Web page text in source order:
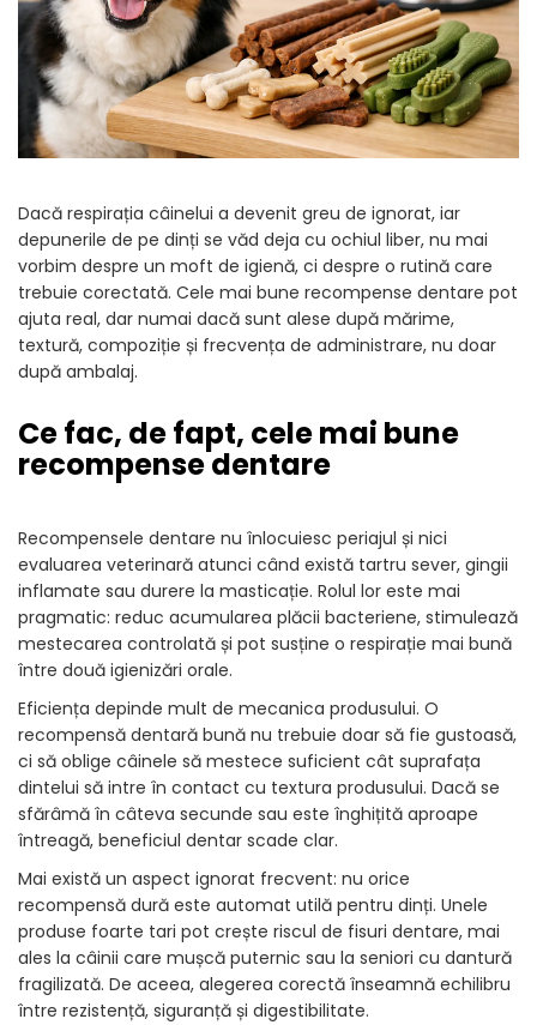
SUPLIMENTE
Suport Articular
Suport Digestiv
Dacă respirația câinelui a devenit greu de ignorat, iar
depunerile de pe dinți se văd deja cu ochiul liber, nu mai
vorbim despre un moft de igienă, ci despre o rutină care
trebuie corectată. Cele mai bune recompense dentare pot
ajuta real, dar numai dacă sunt alese după mărime,
textură, compoziție și frecvența de administrare, nu doar
după ambalaj.
Ce fac, de fapt, cele mai bune
recompense dentare
Recompensele dentare nu înlocuiesc periajul și nici
evaluarea veterinară atunci când există tartru sever, gingii
inflamate sau durere la masticație. Rolul lor este mai
pragmatic: reduc acumularea plăcii bacteriene, stimulează
mestecarea controlată și pot susține o respirație mai bună
între două igienizări orale.
Eficiența depinde mult de mecanica produsului. O
recompensă dentară bună nu trebuie doar să fie gustoasă,
ci să oblige câinele să mestece suficient cât suprafața
dintelui să intre în contact cu textura produsului. Dacă se
sfărâmă în câteva secunde sau este înghițită aproape
întreagă, beneficiul dentar scade clar.
Mai există un aspect ignorat frecvent: nu orice
recompensă dură este automat utilă pentru dinți. Unele
produse foarte tari pot crește riscul de fisuri dentare, mai
ales la câinii care mușcă puternic sau la seniori cu dantură
fragilizată. De aceea, alegerea corectă înseamnă echilibru
între rezistență, siguranță și digestibilitate.